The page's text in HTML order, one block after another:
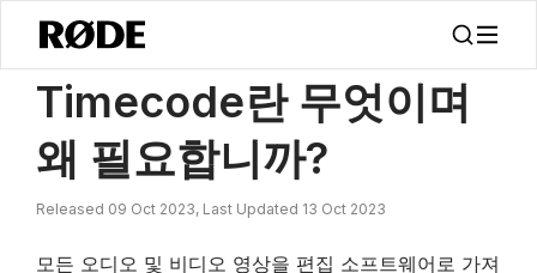
/ Timecode란 무엇이며 왜 필요합니까?
Timecode란 무엇이며
왜 필요합니까?
Released 09 Oct 2023, Last Updated 13 Oct 2023
모든 오디오 및 비디오 영상을 편집 소프트웨어로 가져